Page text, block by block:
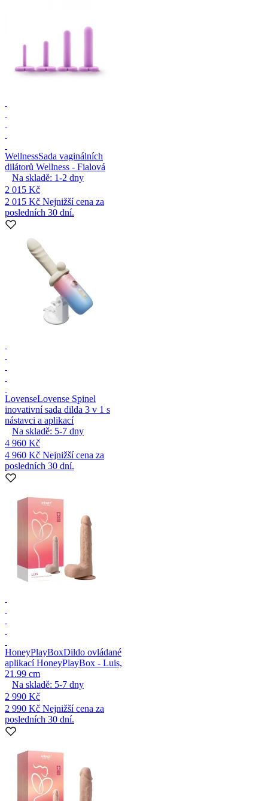
WellnessSada vaginálních
dilátorů Wellness - Fialová
Na skladě: 1-2 dny
2 015 Kč
2 015 Kč Nejnižší cena za
posledních 30 dní.
LovenseLovense Spinel
inovativní sada dilda 3 v 1 s
nástavci a aplikací
Na skladě: 5-7 dny
4 960 Kč
4 960 Kč Nejnižší cena za
posledních 30 dní.
HoneyPlayBoxDildo ovládané
aplikací HoneyPlayBox - Luis,
21.99 cm
Na skladě: 5-7 dny
2 990 Kč
2 990 Kč Nejnižší cena za
posledních 30 dní.